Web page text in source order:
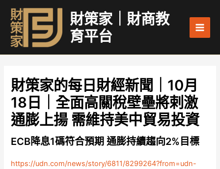
內
財策家｜財商教
育平台
財策家的每日財經新聞｜10月
18日｜全面高關稅壁壘將剌激
通膨上揚 需維持美中貿易投資
ECB降息1碼符合預期 通膨持續趨向2%目標
https://udn.com/news/story/6811/8299264?from=udn-